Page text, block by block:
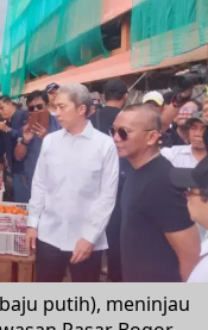
putih), meninjau